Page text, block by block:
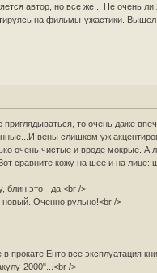
автор, но все же... Не очень
на фильмы-ужастики. Вышел
то очень даже
вены слишком уж
очень чистые и вроде мокрые. А
сравните кожу на шее и на лице:
блин,это - да!<br />
Оченно рульно!<br />
все эксплуатация
2000"...<br />